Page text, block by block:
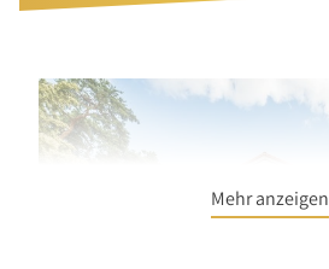
Mehr anzeigen